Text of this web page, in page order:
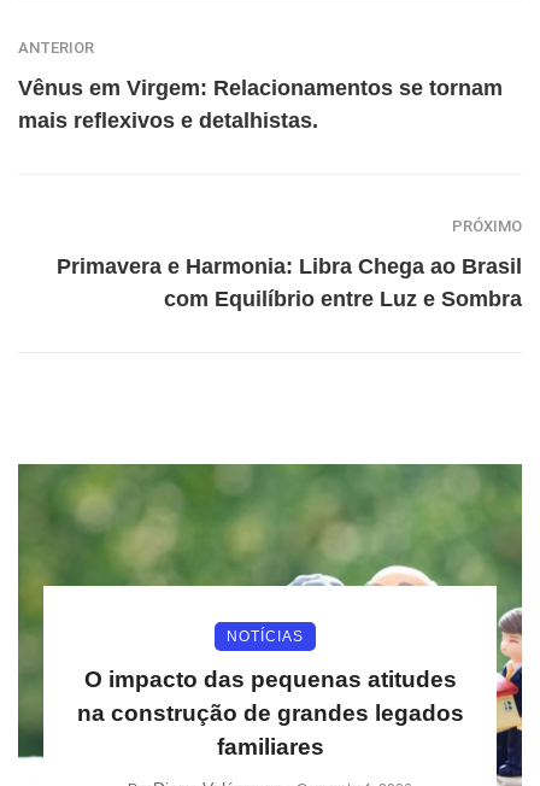
ANTERIOR
Vênus em Virgem: Relacionamentos se tornam
mais reflexivos e detalhistas.
PRÓXIMO
Primavera e Harmonia: Libra Chega ao Brasil
com Equilíbrio entre Luz e Sombra
NOTÍCIAS
O impacto das pequenas atitudes
na construção de grandes legados
familiares